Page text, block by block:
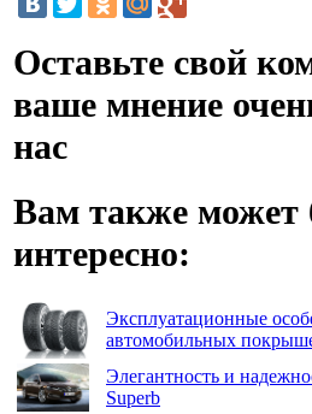
Оставьте свой
ваше мнение
нас
Вам также может
интересно:
Эксплуатационные
автомобильных
Элегантность и
Superb